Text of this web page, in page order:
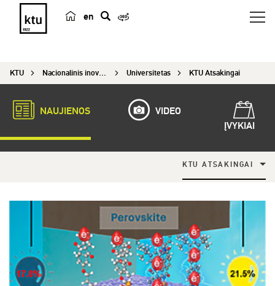
en
e
KTU Nacionalinis inovacijų ir verslo centras Universitetas KTU Atsakingai
NAUJIENOS
VIDEO
ĮVYKIAI
KTU ATSAKINGAI